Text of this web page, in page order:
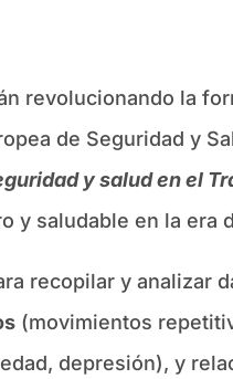
revolucionando la
de Seguridad y
y salud en el
y saludable en la era
recopilar y analizar
(movimientos
depresión), y